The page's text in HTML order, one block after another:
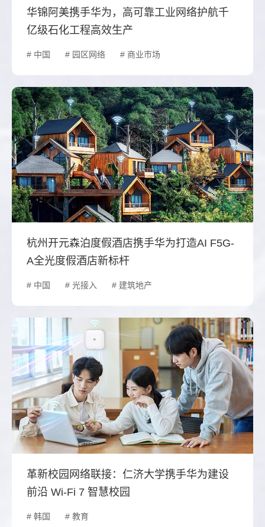
华锦阿美携手华为，高可靠工业网络护航千
亿级石化工程高效生产
# 中国 # 园区网络 # 商业市场
杭州开元森泊度假酒店携手华为打造AI F5G-
A全光度假酒店新标杆
# 中国 # 光接入 # 建筑地产
革新校园网络联接：仁济大学携手华为建设
前沿 Wi-Fi 7 智慧校园
# 韩国 # 教育